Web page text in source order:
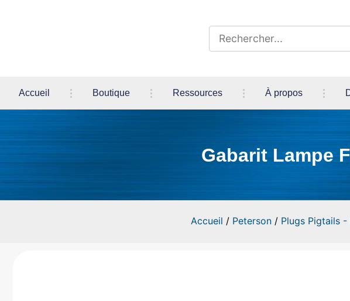
Accueil Boutique Ressources À propos
Gabarit Lampe
Accueil / Peterson/ Plugs Pigtails -